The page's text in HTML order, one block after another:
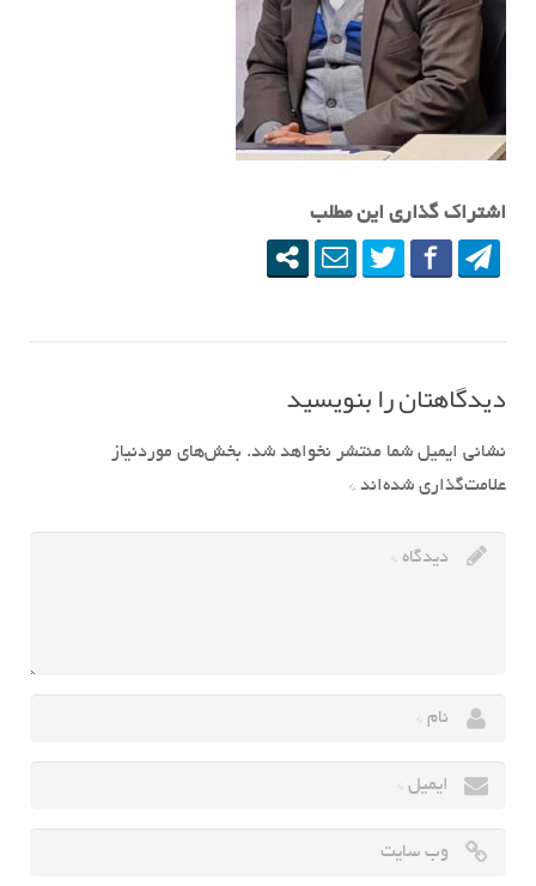
اشتراک گذاری این مطلب
دیدگاهتان را بنویسید
نشانی ایمیل شما منتشر نخواهد شد. بخش‌های موردنیاز
علامت‌گذاری شده‌اند *